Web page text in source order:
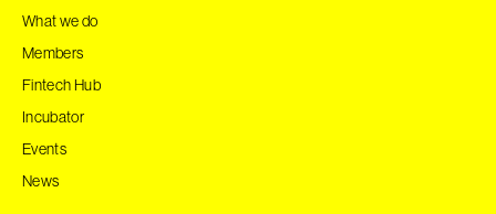
What we do
Members
Fintech Hub
Incubator
Events
News